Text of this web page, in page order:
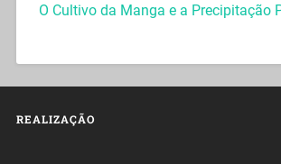
O Cultivo da Manga e a Precipitação
REALIZAÇÃO